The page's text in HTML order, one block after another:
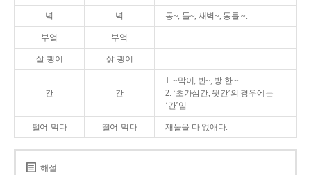
녘 녁 동~, 들~, 새벽~, 동틀 ~.
부엌 부억
살-쾡이 삵-괭이
칸 간
1. ~막이, 빈~, 방 한 ~.
2. ‘초가삼간, 윗간’의 경우에는
‘간’임.
털어-먹다 떨어-먹다 재물을 다 없애다.
해설